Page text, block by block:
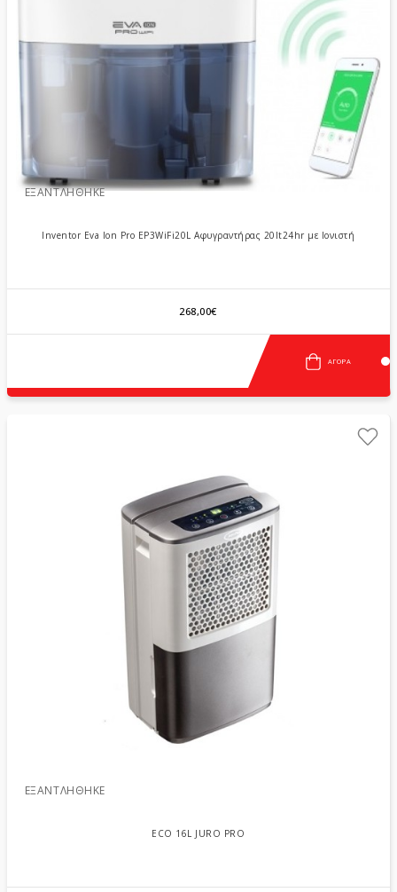
ΕΞΑΝΤΛΉΘΗΚΕ
Inventor Eva Ion Pro EP3WiFi20L Αφυγραντήρας 20lt24hr με Ιονιστή
268,00€
ΑΓΟΡΆ
ΕΞΑΝΤΛΉΘΗΚΕ
ECO 16L JURO PRO